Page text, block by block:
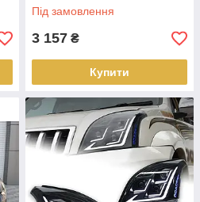
Під замовлення
3 157 ₴
Купити